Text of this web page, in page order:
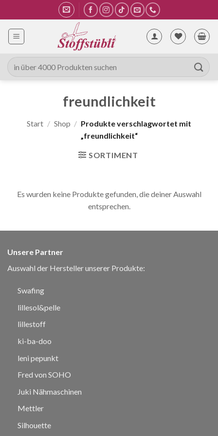
Inhalt
springen
Suche
nach:
freundlichkeit
Start / Shop / Produkte verschlagwortet mit
„freundlichkeit“
SORTIMENT
Es wurden keine Produkte gefunden, die deiner Auswahl
entsprechen.
Unsere Partner
Auswahl der Hersteller unserer Produkte:
Swafing
lillesol&pelle
lillestoff
ki-ba-doo
leni pepunkt
Fred von SOHO
Juki Nähmaschinen
Mettler
Silhouette